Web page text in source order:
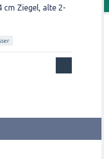
cm Ziegel, alte 2-